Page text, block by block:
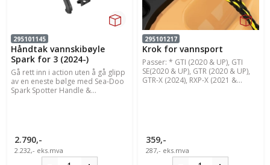
295101145
Håndtak vannskibøyle
Spark for 3 (2024-)
Gå rett inn i action uten å gå glipp
av en eneste bølge med Sea-Doo
Spark Spotter Handle &...
2.790,-
2.232,- eks.mva
295101217
Krok for vannsport
Passer: * GTI (2020 & UP), GTI
SE(2020 & UP), GTR (2020 & UP),
GTR-X (2024), RXP-X (2021 &...
359,-
287,- eks.mva